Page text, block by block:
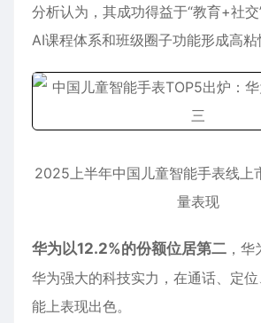
分析认为，其成功得益于“教育+社
AI课程体系和班级圈子功能形成高粘
2025上半年中国儿童智能手表线上
量表现
华为以12.2%的份额位居第二 ，华
华为强大的科技实力，在通话、定
能上表现出色。